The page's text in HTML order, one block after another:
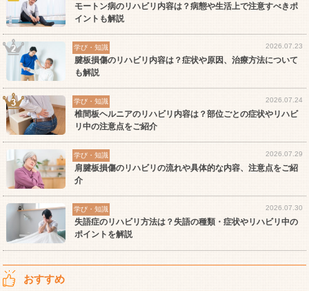
モートン病のリハビリ内容は？病態や生活上で注意すべきポ
イントも解説
学び・知識 2026.07.23
腱板損傷のリハビリ内容は？症状や原因、治療方法について
も解説
学び・知識 2026.07.24
椎間板ヘルニアのリハビリ内容は？部位ごとの症状やリハビ
リ中の注意点をご紹介
学び・知識 2026.07.29
肩腱板損傷のリハビリの流れや具体的な内容、注意点をご紹
介
学び・知識 2026.07.30
失語症のリハビリ方法は？失語の種類・症状やリハビリ中の
ポイントを解説
おすすめ